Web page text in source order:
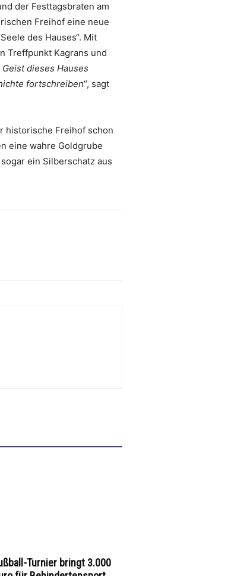
der Festtagsbraten am
Freihof eine neue
des Hauses“. Mit
Treffpunkt Kagrans und
dieses Hauses
fortschreiben“, sagt
historische Freihof schon
eine wahre Goldgrube
ein Silberschatz aus
Turnier bringt 3.000